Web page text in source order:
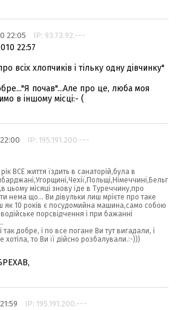
22:05 IP: 93.73.92.---
22:57
всіх хлопчиків і тільку одну дівчинку"
почав"...Але про це, люба моя
в іншому місці:- (
22:00 IP: 195.191.200.---
ВСЕ життя їздить в санаторій,була в
цьому місяці знову їде в Туреччину,про
нема що... Ви дівульки лиш мрієте про таке
як 10 років є посудомийна машина,само собою
порсвідчення і при бажанні
так добре, і по все погане Ви тут вигадали, і
хотіла, то Ви її дійсно розбалували.:-)))
IP: 195.191.200.---